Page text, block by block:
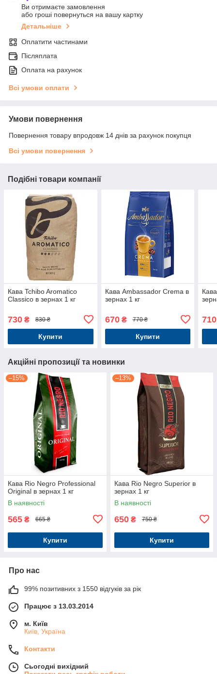
Ви отримаєте замовлення
або гроші повернуться на вашу картку
Детальніше
Оплатити частинами
Післяплата
Оплата на рахунок
Всі умови оплати
Умови повернення
Повернення товару впродовж 14 днів за рахунок покупця
Всі умови повернення
Подібні товари компанії
Кава Tchibo Aromatico
Classico в зернах 1 кг
730 ₴ 830 ₴
Купити
Кава Ambassador Crema в
зернах 1 кг
670₴ 770 ₴
Купити
710
Акційні пропозиції та новинки
–15%
Кава Rio Negro Professional
Original в зернах 1 кг
В наявності
565 ₴ 665 ₴
Купити
–13%
Кава Rio Negro Superior в
зернах 1 кг
В наявності
650 ₴ 750 ₴
Купити
Про нас
99% позитивних з 1550 відгуків за рік
Працює з 13.03.2014
м. Київ
Київ, Україна
Контакти
Сьогодні вихідний